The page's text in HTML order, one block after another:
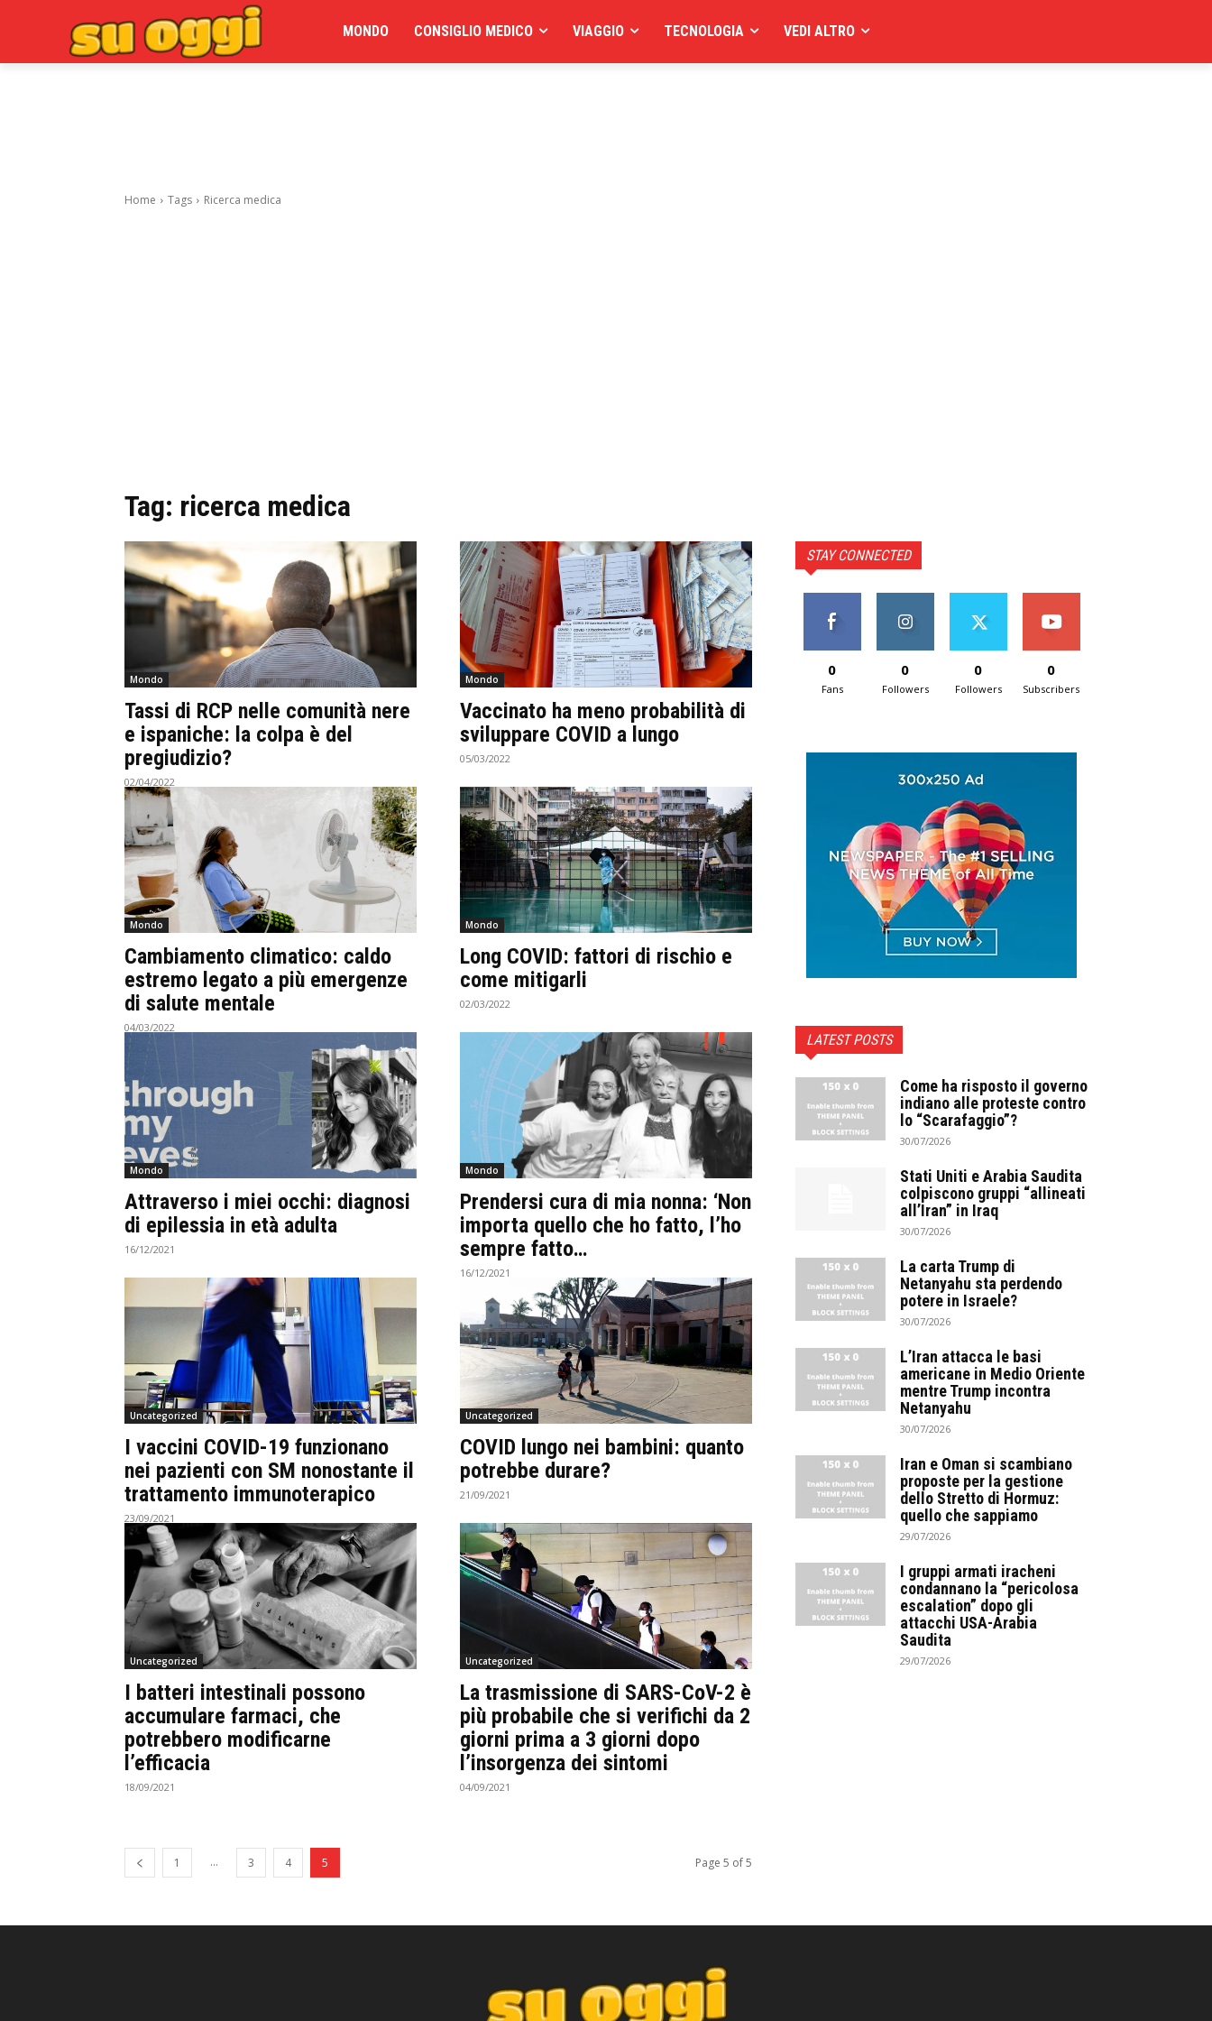
MONDO CONSIGLIO MEDICO VIAGGIO TECNOLOGIA VEDI ALTRO
Home Tags Ricerca medica
Tag: ricerca medica
Mondo
Tassi di RCP nelle comunità nere
e ispaniche: la colpa è del
pregiudizio?
02/04/2022
Mondo
Vaccinato ha meno probabilità di
sviluppare COVID a lungo
05/03/2022
Mondo
Cambiamento climatico: caldo
estremo legato a più emergenze
di salute mentale
04/03/2022
Mondo
Long COVID: fattori di rischio e
come mitigarli
02/03/2022
Mondo
Attraverso i miei occhi: diagnosi
di epilessia in età adulta
16/12/2021
Mondo
Prendersi cura di mia nonna: ‘Non
importa quello che ho fatto, l’ho
sempre fatto…
16/12/2021
Uncategorized
I vaccini COVID-19 funzionano
nei pazienti con SM nonostante il
trattamento immunoterapico
23/09/2021
Uncategorized
COVID lungo nei bambini: quanto
potrebbe durare?
21/09/2021
Uncategorized
I batteri intestinali possono
accumulare farmaci, che
potrebbero modificarne
l’efficacia
18/09/2021
Uncategorized
La trasmissione di SARS-CoV-2 è
più probabile che si verifichi da 2
giorni prima a 3 giorni dopo
l’insorgenza dei sintomi
04/09/2021
1 ... 3 4 5 Page 5 of 5
STAY CONNECTED
0
Fans
0
Followers
0
Followers
0
Subscribers
LATEST POSTS
Come ha risposto il governo
indiano alle proteste contro
lo “Scarafaggio”?
30/07/2026
Stati Uniti e Arabia Saudita
colpiscono gruppi “allineati
all’Iran” in Iraq
30/07/2026
La carta Trump di
Netanyahu sta perdendo
potere in Israele?
30/07/2026
L’Iran attacca le basi
americane in Medio Oriente
mentre Trump incontra
Netanyahu
30/07/2026
Iran e Oman si scambiano
proposte per la gestione
dello Stretto di Hormuz:
quello che sappiamo
29/07/2026
I gruppi armati iracheni
condannano la “pericolosa
escalation” dopo gli
attacchi USA-Arabia
Saudita
29/07/2026